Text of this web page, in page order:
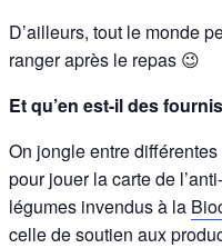
D’ailleurs, tout le monde
ranger après le repas 😉
Et qu’en est-il des
On jongle entre
pour jouer la carte de
légumes invendus à la
celle de soutien aux